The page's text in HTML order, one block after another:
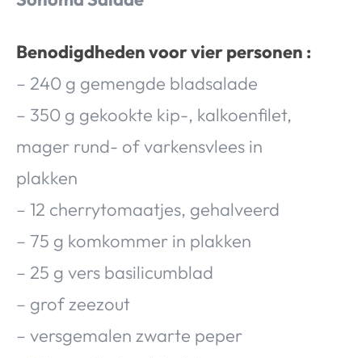
Benodigdheden voor vier personen :
– 240 g gemengde bladsalade
– 350 g gekookte kip-, kalkoenfilet,
mager rund- of varkensvlees in
plakken
– 12 cherrytomaatjes, gehalveerd
– 75 g komkommer in plakken
– 25 g vers basilicumblad
– grof zeezout
– versgemalen zwarte peper